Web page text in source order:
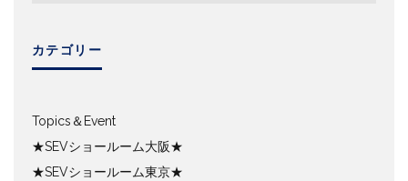
カテゴリー
Topics＆Event
★SEVショールーム大阪★
★SEVショールーム東京★